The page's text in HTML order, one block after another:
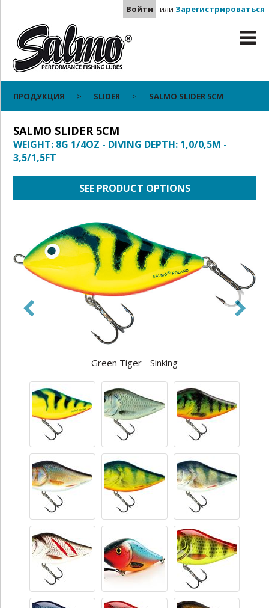
Войти или Зарегистрироваться
ПРОДУКЦИЯ SLIDER SALMO SLIDER 5CM
SALMO SLIDER 5CM
WEIGHT: 8G 1/4OZ - DIVING DEPTH: 1,0/0,5M -
3,5/1,5FT
SEE PRODUCT OPTIONS
Green Tiger - Sinking